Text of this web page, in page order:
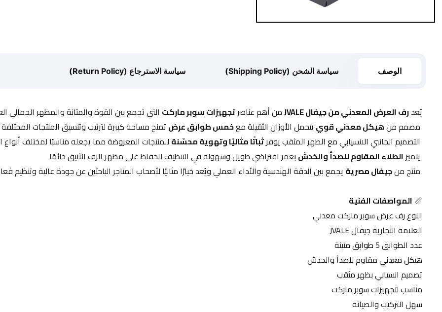
الوصف سياسة الشحن (Shipping Policy) سياسة الاسترجاع (Return Policy)
يُعد رف العرض المعدني من جيفال JVALE من أهم عناصر تجهيزات سوبر ماركت التي تجمع بين القوة والمتانة والمظهر الجمالي
هيكل معدني قوي يتحمل الأوزان الثقيلة مع خمس طوابق عرض تمنح مساحة كبيرة لترتيب وتنسيق المنتجات المختلفة
ثباتًا مثاليًا وتهوية محسّنة للمنتجات المعروضة مما يجعله مناسبًا لمختلف أنواع
الطلاء المقاوم للصدأ والخدش بعمر افتراضي طويل وسهولة في التنظيف للحفاظ على مظهر الرف الأنيق دائمًا
جيفال مصرية يجمع بين الدقة الهندسية والأداء العملي ويُعد خيارًا مثاليًا لأصحاب المتاجر الباحثين عن جودة عالية وتنظيم
📏 المواصفات الفنية
النوع رف عرض سوبر ماركت معدني
العلامة التجارية جيفال JVALE
عدد الطوابق 5 طوابق متينة
هيكل معدني مقاوم للصدأ والخدش
تصميم انسيابي بظهر مثقب
مناسب لتجهيزات سوبر ماركت
سهل التركيب والصيانة